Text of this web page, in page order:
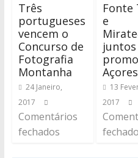
Três
portugueses
vencem o
Concurso de
Fotografia
Montanha
24 Janeiro,
2017
Comentários
fechados
Fonte
e
juntos
Açores
13
2017